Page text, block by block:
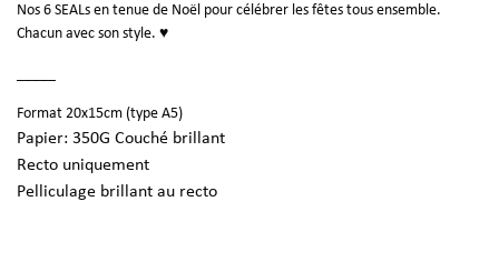
Nos 6 SEALs en tenue de Noël pour célébrer les fêtes tous ensemble.
Chacun avec son style. ♥
Format 20x15cm (type A5)
Papier: 350G Couché brillant
Recto uniquement
Pelliculage brillant au recto